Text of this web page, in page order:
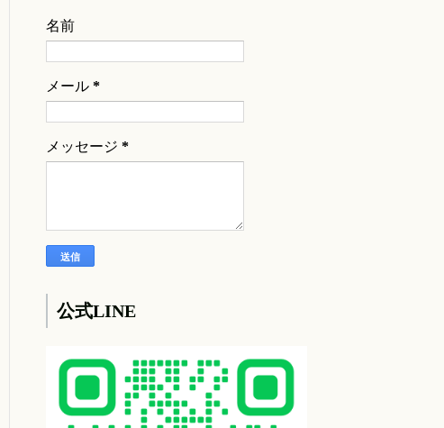
名前
メール *
メッセージ *
公式LINE